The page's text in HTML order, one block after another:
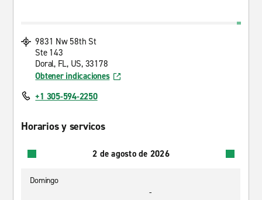
9831 Nw 58th St
Ste 143
Doral, FL, US, 33178
Obtener indicaciones
+1 305-594-2250
Horarios y servicos
2 de agosto de 2026
Domingo
-